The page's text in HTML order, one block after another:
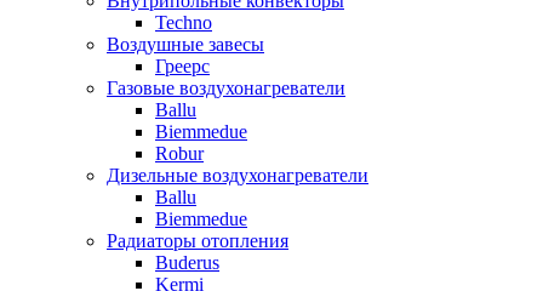
Techno
Воздушные завесы
Греерс
Газовые воздухонагреватели
Ballu
Biemmedue
Robur
Дизельные воздухонагреватели
Ballu
Biemmedue
Радиаторы отопления
Buderus
Kermi